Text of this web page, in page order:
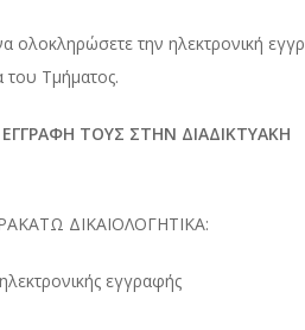
ολοκληρώσετε την ηλεκτρονική
Τμήματος.
ΤΟΥΣ ΣΤΗΝ ΔΙΑΔΙΚΤΥΑΚΗ
ΔΙΚΑΙΟΛΟΓΗΤΙΚΑ:
εγγραφής